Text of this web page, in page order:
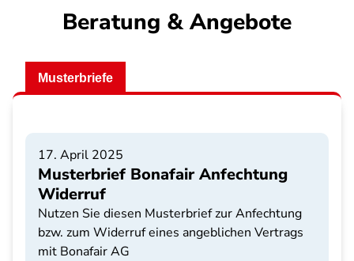
Beratung & Angebote
Musterbriefe
17. April 2025
Musterbrief Bonafair Anfechtung
Widerruf
Nutzen Sie diesen Musterbrief zur Anfechtung
bzw. zum Widerruf eines angeblichen Vertrags
mit Bonafair AG